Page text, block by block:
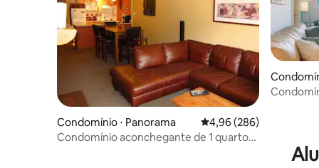
Condomínio ⋅ Panorama 4,96 de uma avaliação
4,96 (286)
Condomínio aconchegante de 1 quarto